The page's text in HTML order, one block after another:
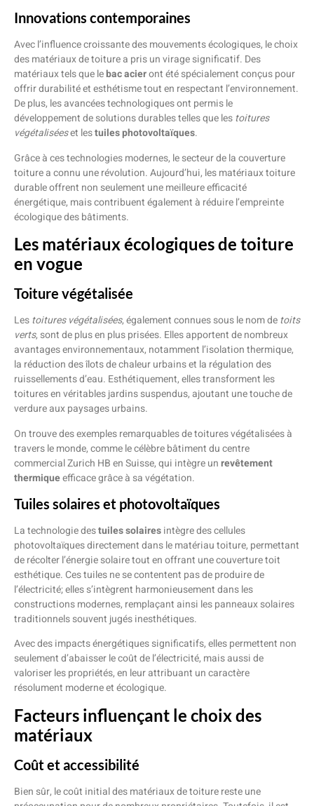
Innovations contemporaines
Avec l’influence croissante des mouvements écologiques, le choix
des matériaux de toiture a pris un virage significatif. Des
matériaux tels que lebac acieront été spécialement conçus pour
offrir durabilité et esthétisme tout en respectant l’environnement.
De plus, les avancées technologiques ont permis le
développement de solutions durables telles que lestoitures
végétaliséeset lestuiles photovoltaïques.
Grâce à ces technologies modernes, le secteur de la couverture
toiture a connu une révolution. Aujourd’hui, les matériaux toiture
durable offrent non seulement une meilleure efficacité
énergétique, mais contribuent également à réduire l’empreinte
écologique des bâtiments.
Les matériaux écologiques de toiture
en vogue
Toiture végétalisée
Lestoitures végétalisées, également connues sous le nom detoits
verts, sont de plus en plus prisées. Elles apportent de nombreux
avantages environnementaux, notamment l’isolation thermique,
la réduction des îlots de chaleur urbains et la régulation des
ruissellements d’eau. Esthétiquement, elles transforment les
toitures en véritables jardins suspendus, ajoutant une touche de
verdure aux paysages urbains.
On trouve des exemples remarquables de toitures végétalisées à
travers le monde, comme le célèbre bâtiment du centre
commercial Zurich HB en Suisse, qui intègre unrevêtement
thermiqueefficace grâce à sa végétation.
Tuiles solaires et photovoltaïques
La technologie destuiles solairesintègre des cellules
photovoltaïques directement dans le matériau toiture, permettant
de récolter l’énergie solaire tout en offrant une couverture toit
esthétique. Ces tuiles ne se contentent pas de produire de
l’électricité; elles s’intègrent harmonieusement dans les
constructions modernes, remplaçant ainsi les panneaux solaires
traditionnels souvent jugés inesthétiques.
Avec des impacts énergétiques significatifs, elles permettent non
seulement d’abaisser le coût de l’électricité, mais aussi de
valoriser les propriétés, en leur attribuant un caractère
résolument moderne et écologique.
Facteurs influençant le choix des
matériaux
Coût et accessibilité
Bien sûr, le coût initial des matériaux de toiture reste une